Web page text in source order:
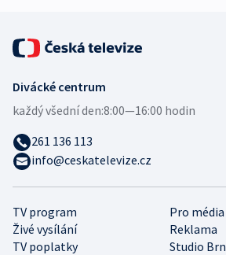
TV program
Pro média
Živé vysílání
Reklama
TV poplatky
Studio
Divácké centrum
každý všední den:8:00—16:00 hodin
261 136 113
info@ceskatelevize.cz